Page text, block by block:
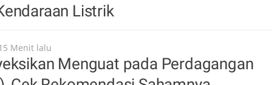
Listrik
Menit lalu
Menguat pada Perdagangan